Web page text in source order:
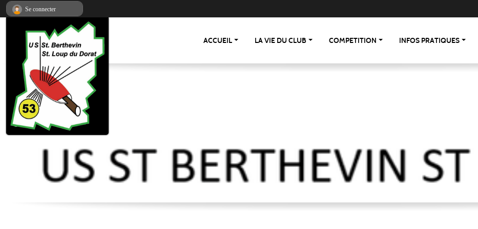
ACCUEIL LA VIE DU CLUB COMPETITION INFOS PRATIQUES
Se connecter
Panneau de gestion des cookies